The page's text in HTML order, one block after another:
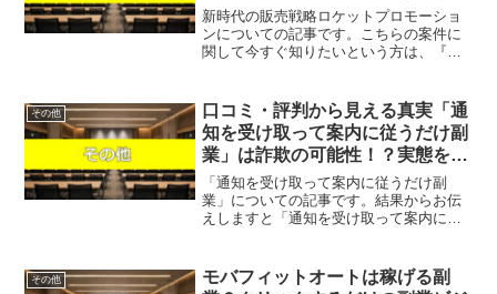
稼げない？口コミや評判を徹底調
査しました！
新時代の販売戦略ロケットプロモーショ
ンについての記事です。こちらの案件に
関して今すぐ知りたいという方は、『直
教えて欲しいという方は、自分が実際に
やっていて、稼げてい...
その他
口コミ・評判から見える真実「通
知を受け取って案内に従うだけ副
業」は詐欺の可能性！？実態を徹
底解説！
「通知を受け取って案内に従うだけ副
業」についての記事です。結果からお伝
えしますと「通知を受け取って案内に従
果になりました。昨今、スマホ一台で手
軽に始められ、誰でも高額な...
その他
モバフィットオートは稼げる副